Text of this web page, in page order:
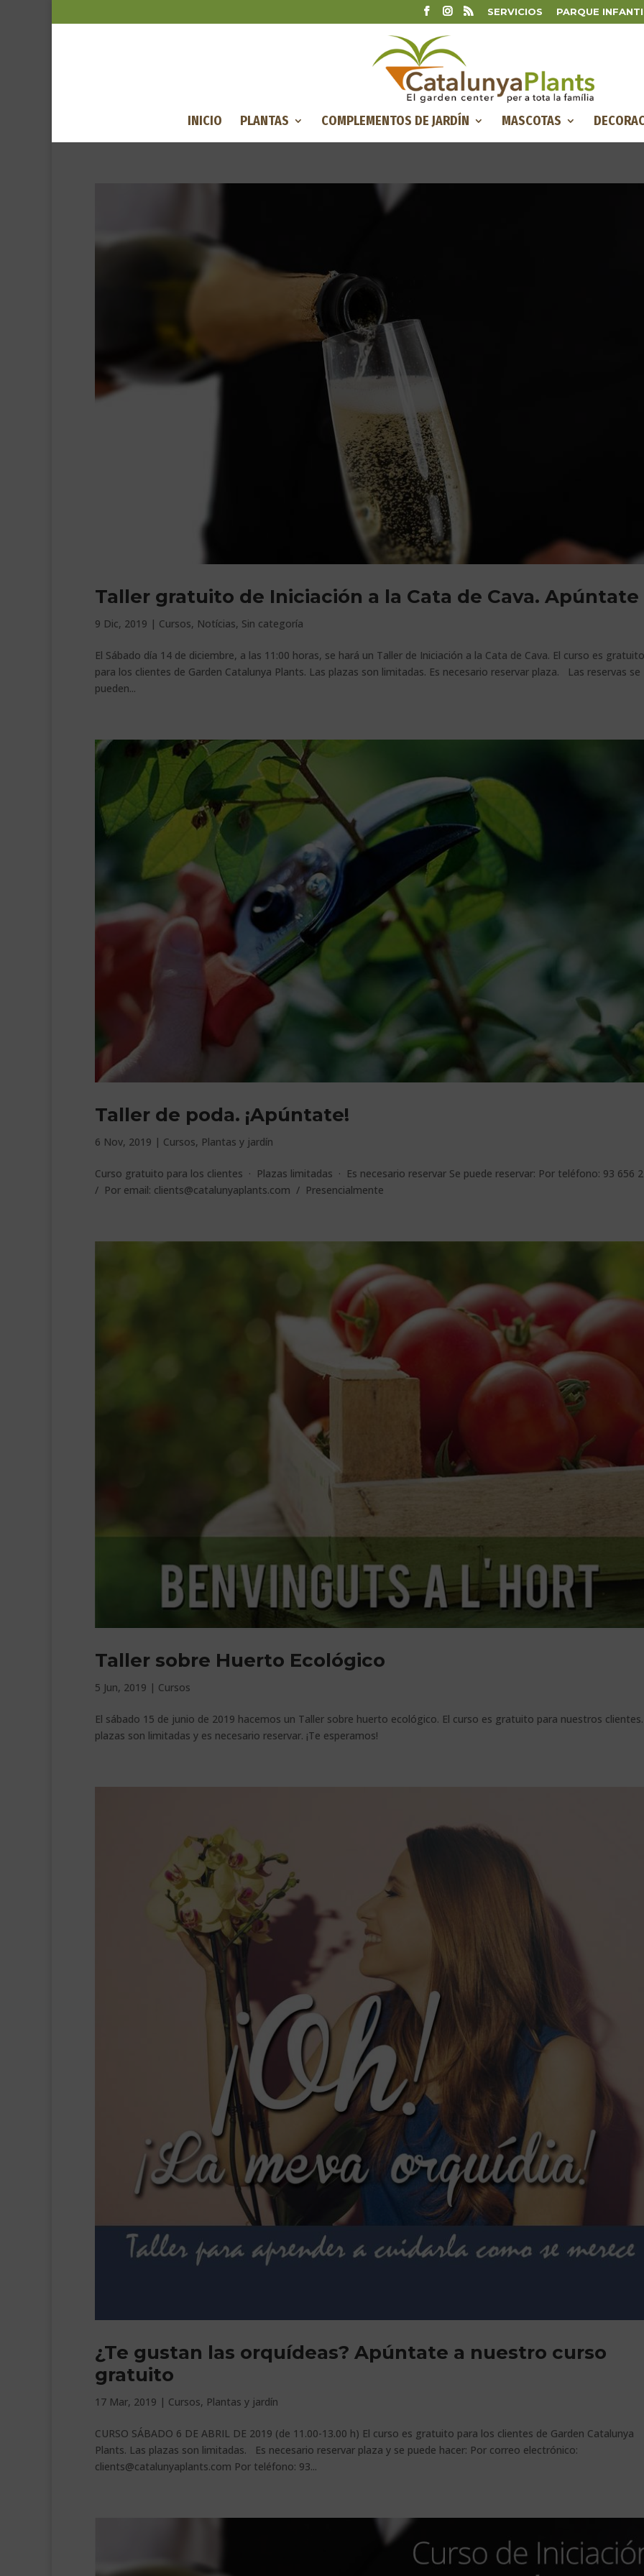
SERVICIOS PARQUE
INICIO PLANTAS COMPLEMENTOS DE JARDÍN MASCOTAS
Taller gratuito de Iniciación a la Cata de Cava. Apúntate
9 Dic, 2019 | Cursos, Notícias, Sin categoría
El Sábado día 14 de diciembre, a las 11:00 horas, se hará un Taller de Iniciación a la Cata de Cava. El curso es gratuito
para los clientes de Garden Catalunya Plants. Las plazas son limitadas. Es necesario reservar plaza. Las reservas se
pueden...
Taller de poda. ¡Apúntate!
6 Nov, 2019 | Cursos, Plantas y jardín
Curso gratuito para los clientes · Plazas limitadas · Es necesario reservar Se puede reservar: Por teléfono: 93 656
/ Por email: clients@catalunyaplants.com / Presencialmente
Taller sobre Huerto Ecológico
5 Jun, 2019 | Cursos
El sábado 15 de junio de 2019 hacemos un Taller sobre huerto ecológico. El curso es gratuito para nuestros
plazas son limitadas y es necesario reservar. ¡Te esperamos!
¿Te gustan las orquídeas? Apúntate a nuestro curso
gratuito
17 Mar, 2019 | Cursos, Plantas y jardín
CURSO SÁBADO 6 DE ABRIL DE 2019 (de 11.00-13.00 h) El curso es gratuito para los clientes de Garden Catalunya
Plants. Las plazas son limitadas. Es necesario reservar plaza y se puede hacer: Por correo electrónico:
clients@catalunyaplants.com Por teléfono: 93...